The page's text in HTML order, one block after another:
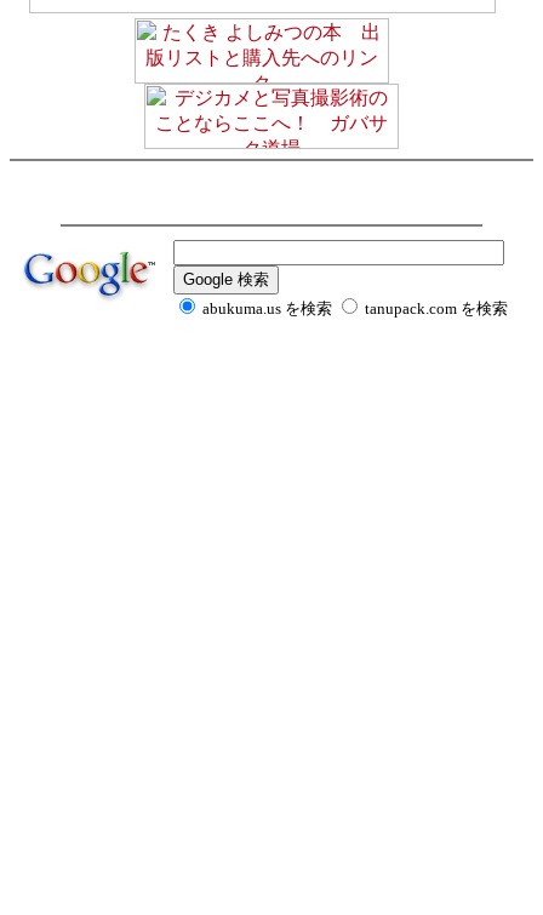
abukuma.us を検索 tanupack.com を検索